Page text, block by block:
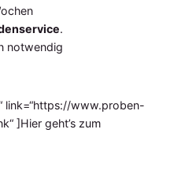
.
notwendig
link=“https://www.proben-
]Hier geht’s zum